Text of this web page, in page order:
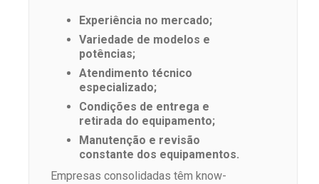
Experiência no mercado;
Variedade de modelos e
potências;
Atendimento técnico
especializado;
Condições de entrega e
retirada do equipamento;
Manutenção e revisão
constante dos equipamentos.
Empresas consolidadas têm know-